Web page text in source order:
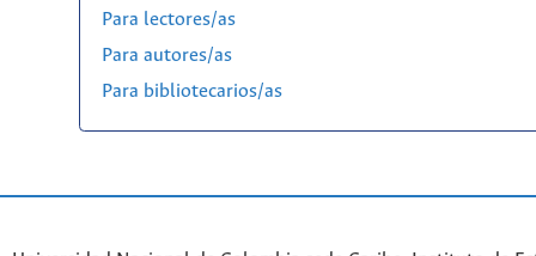
Para lectores/as
Para autores/as
Para bibliotecarios/as